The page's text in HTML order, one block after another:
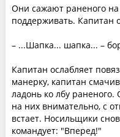
Они сажают раненого
поддерживать. Капитан
– ...Шапка... шапка... –
Капитан ослабляет
манерку, капитан
ладонь ко лбу раненого.
на них внимательно, с
встает. Носильщики
командует: "Вперед!"